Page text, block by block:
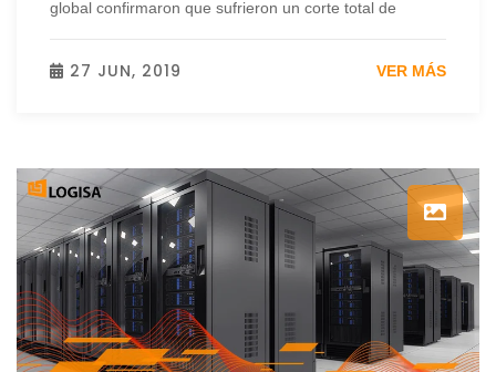
global confirmaron que sufrieron un corte total de
27 JUN, 2019 VER MÁS